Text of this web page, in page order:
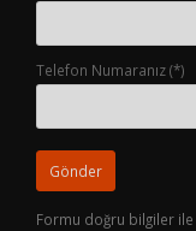
Telefon Numaranız (*)
Formu doğru bilgiler